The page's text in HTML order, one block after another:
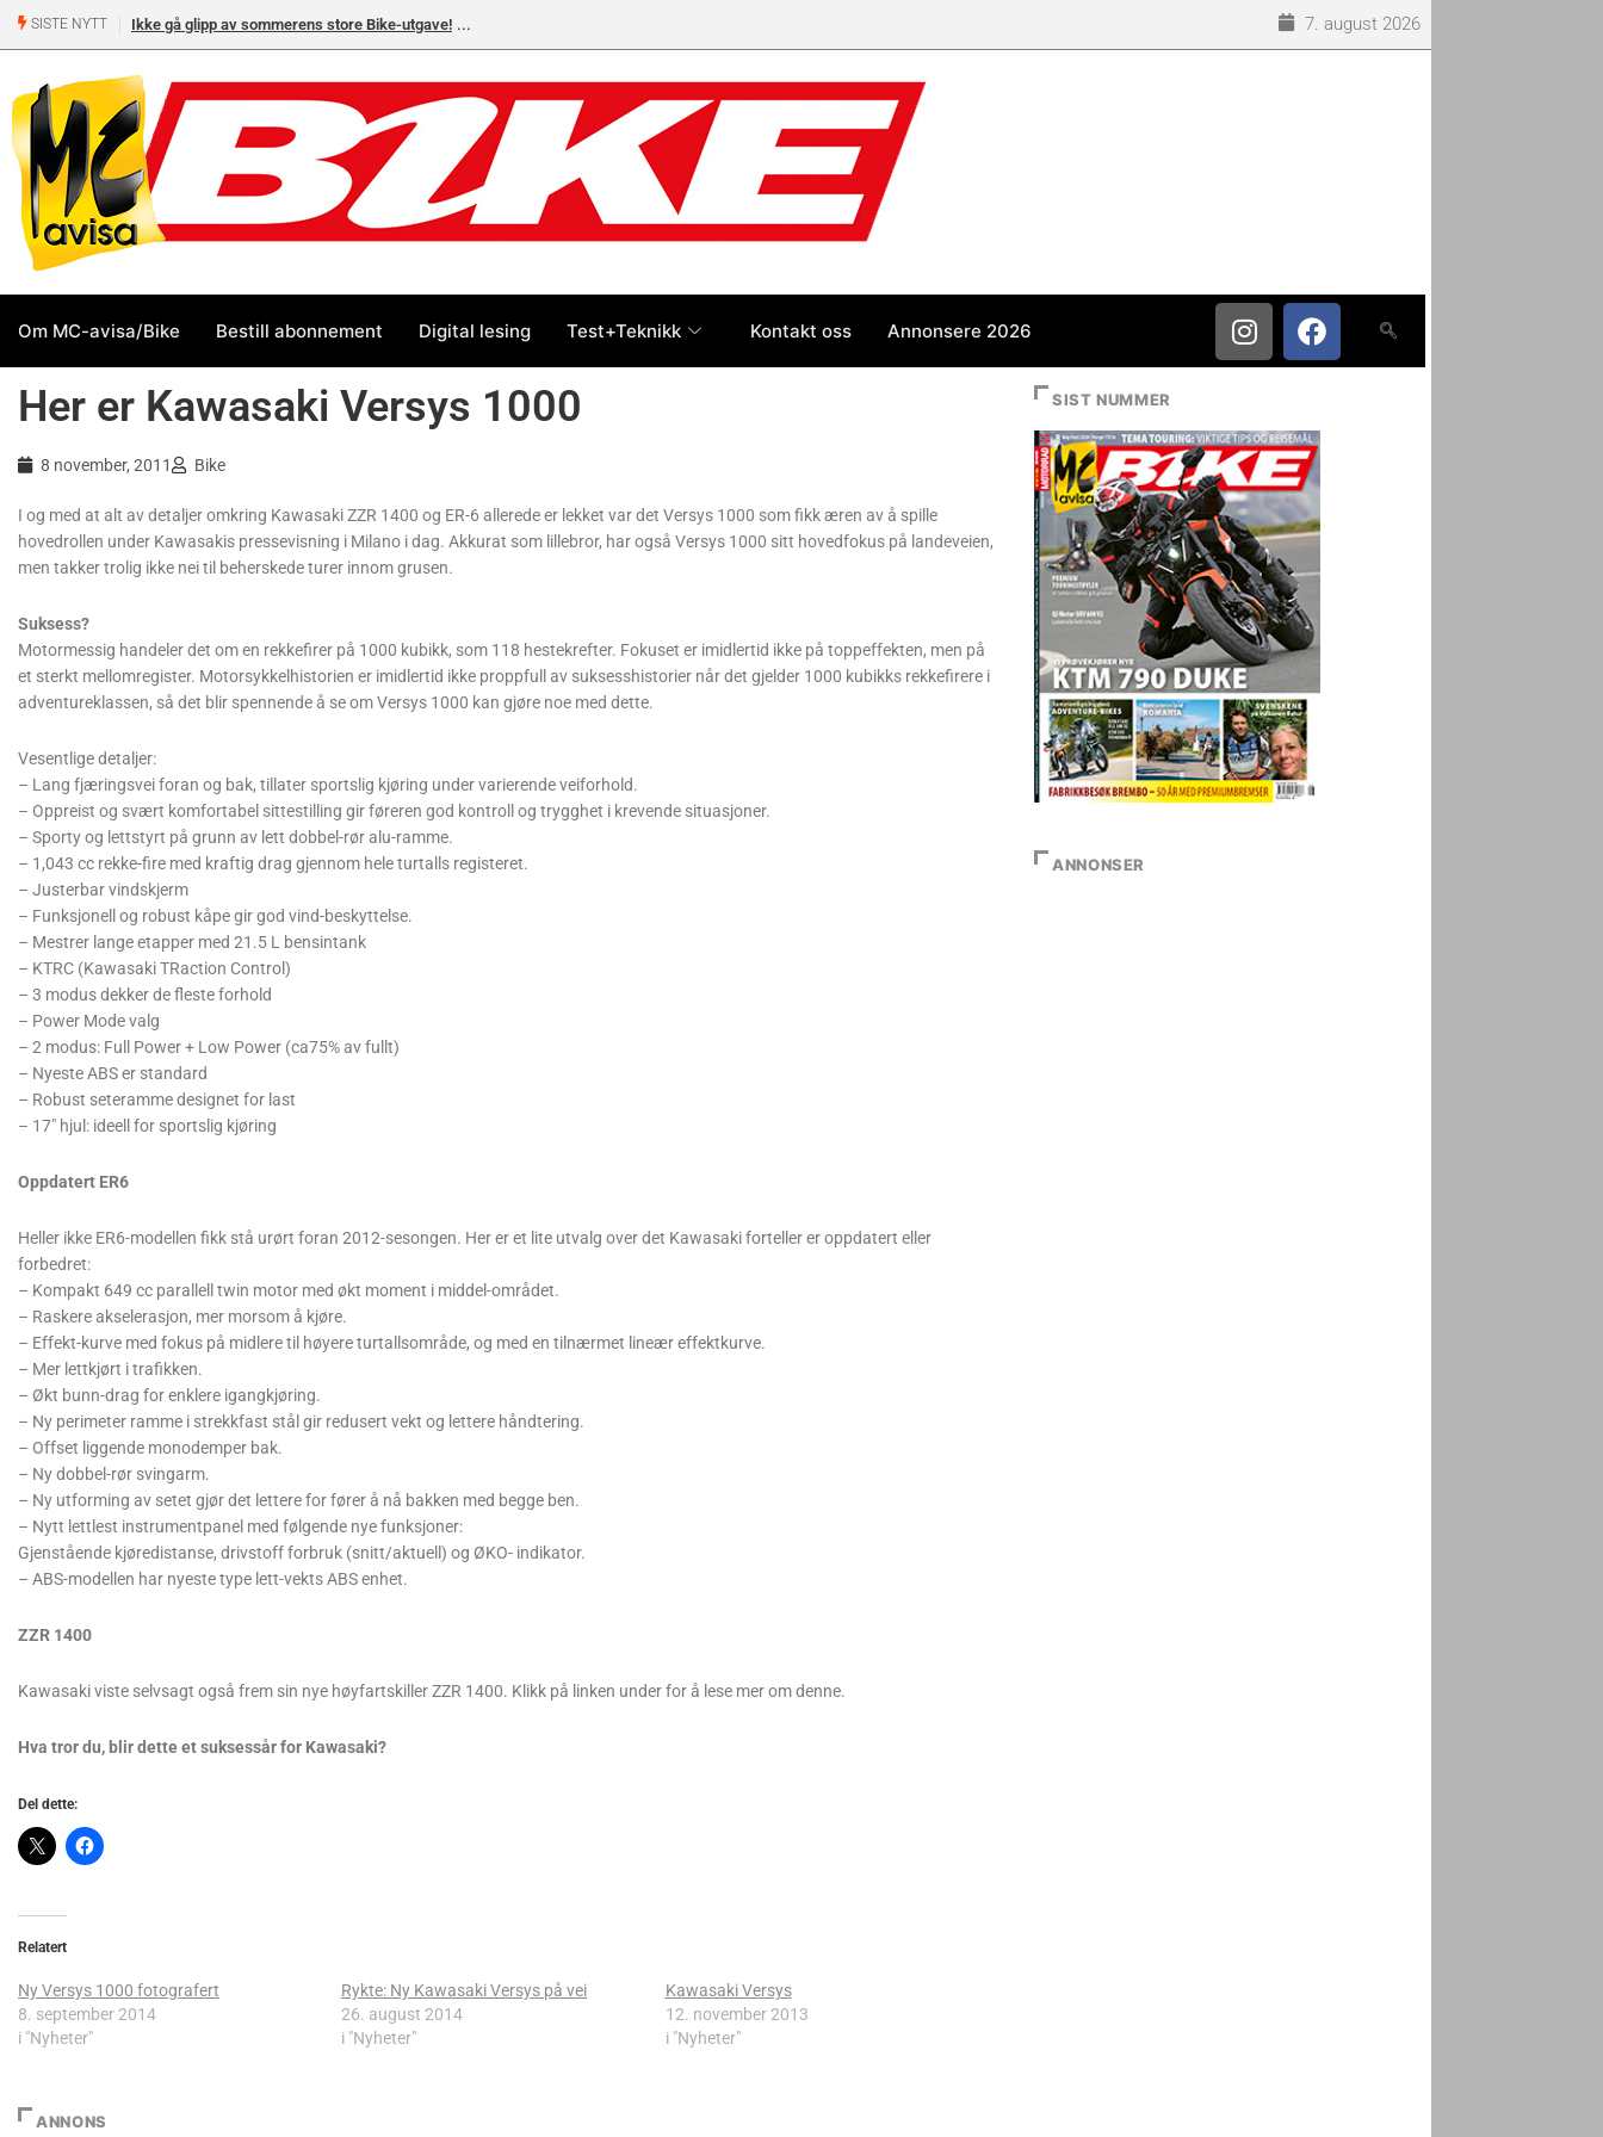
SISTE NYTT Ikke gå glipp av sommerens store Bike-utgave! 7. august 2026
Om MC-avisa/Bike Bestill abonnement Digital lesing Test+Teknikk Kontakt oss Annonsere 2026
Her er Kawasaki Versys 1000
8 november, 2011 Bike
I og med at alt av detaljer omkring Kawasaki ZZR 1400 og ER-6 allerede er lekket var det Versys 1000 som fikk æren av å spille
hovedrollen under Kawasakis pressevisning i Milano i dag. Akkurat som lillebror, har også Versys 1000 sitt hovedfokus på landeveien,
men takker trolig ikke nei til beherskede turer innom grusen.
Suksess?
Motormessig handeler det om en rekkefirer på 1000 kubikk, som 118 hestekrefter. Fokuset er imidlertid ikke på toppeffekten, men på
et sterkt mellomregister. Motorsykkelhistorien er imidlertid ikke proppfull av suksesshistorier når det gjelder 1000 kubikks rekkefirere i
adventureklassen, så det blir spennende å se om Versys 1000 kan gjøre noe med dette.
Vesentlige detaljer:
– Lang fjæringsvei foran og bak, tillater sportslig kjøring under varierende veiforhold.
– Oppreist og svært komfortabel sittestilling gir føreren god kontroll og trygghet i krevende situasjoner.
– Sporty og lettstyrt på grunn av lett dobbel-rør alu-ramme.
– 1,043 cc rekke-fire med kraftig drag gjennom hele turtalls registeret.
– Justerbar vindskjerm
– Funksjonell og robust kåpe gir god vind-beskyttelse.
– Mestrer lange etapper med 21.5 L bensintank
– KTRC (Kawasaki TRaction Control)
– 3 modus dekker de fleste forhold
– Power Mode valg
– 2 modus: Full Power + Low Power (ca75% av fullt)
– Nyeste ABS er standard
– Robust seteramme designet for last
– 17″ hjul: ideell for sportslig kjøring
Oppdatert ER6
Heller ikke ER6-modellen fikk stå urørt foran 2012-sesongen. Her er et lite utvalg over det Kawasaki forteller er oppdatert eller
forbedret:
– Kompakt 649 cc parallell twin motor med økt moment i middel-området.
– Raskere akselerasjon, mer morsom å kjøre.
– Effekt-kurve med fokus på midlere til høyere turtallsområde, og med en tilnærmet lineær effektkurve.
– Mer lettkjørt i trafikken.
– Økt bunn-drag for enklere igangkjøring.
– Ny perimeter ramme i strekkfast stål gir redusert vekt og lettere håndtering.
– Offset liggende monodemper bak.
– Ny dobbel-rør svingarm.
– Ny utforming av setet gjør det lettere for fører å nå bakken med begge ben.
– Nytt lettlest instrumentpanel med følgende nye funksjoner:
Gjenstående kjøredistanse, drivstoff forbruk (snitt/aktuell) og ØKO- indikator.
– ABS-modellen har nyeste type lett-vekts ABS enhet.
ZZR 1400
Kawasaki viste selvsagt også frem sin nye høyfartskiller ZZR 1400. Klikk på linken under for å lese mer om denne.
Hva tror du, blir dette et suksessår for Kawasaki?
Del dette:
Relatert
Ny Versys 1000 fotografert
8. september 2014
i "Nyheter"
Rykte: Ny Kawasaki Versys på vei
26. august 2014
i "Nyheter"
Kawasaki Versys
12. november 2013
i "Nyheter"
ANNONS
SIST NUMMER
ANNONSER